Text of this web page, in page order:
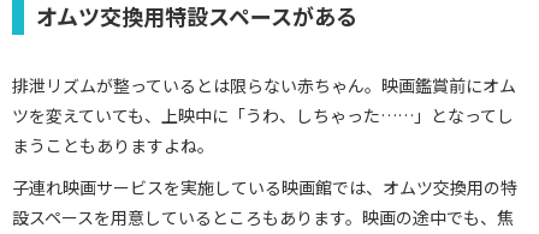
オムツ交換用特設スペースがある
排泄リズムが整っているとは限らない赤ちゃん。映画鑑賞前にオム
ツを変えていても、上映中に「うわ、しちゃった……」となってし
まうこともありますよね。
子連れ映画サービスを実施している映画館では、オムツ交換用の特
設スペースを用意しているところもあります。映画の途中でも、焦